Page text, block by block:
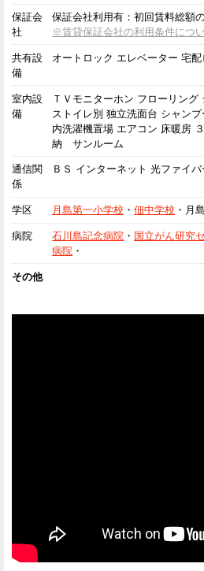
保証会
社
保証会社利用有：初回賃料総額
※賃貸保証会社の利用条件につ
共有設
備
オートロック エレベーター 宅
室内設
備
ＴＶモニターホン フローリン
ストイレ別 独立洗面台 シャン
内洗濯機置場 エアコン 床暖房
納 サンルーム
通信関
係
ＢＳ インターネット 光ファイ
学区 月島第一小学校 ・佃中学校 ・月
病院 石川島記念病院 ・ 国立がん研究
病院 ・
その他